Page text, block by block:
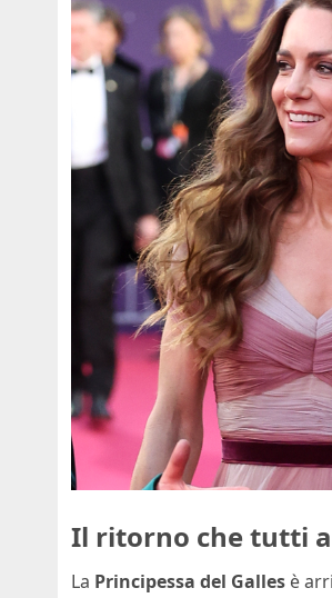
Il ritorno che tutti
La Principessa del Galles è